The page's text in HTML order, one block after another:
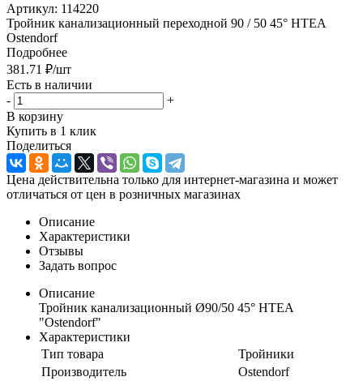
Артикул: 114220
Тройник канализационный переходной 90 / 50 45° НТEA
Ostendorf
Подробнее
381.71 ₽/шт
Есть в наличии
-
+
В корзину
Купить в 1 клик
Поделиться
Цена действительна только для интернет-магазина и может
отличаться от цен в розничных магазинах
Описание
Характеристики
Отзывы
Задать вопрос
Описание
Тройник канализационный Ø90/50 45° НТEA
"Ostendorf"
Характеристики
Тип товара
Тройники
Производитель
Ostendorf